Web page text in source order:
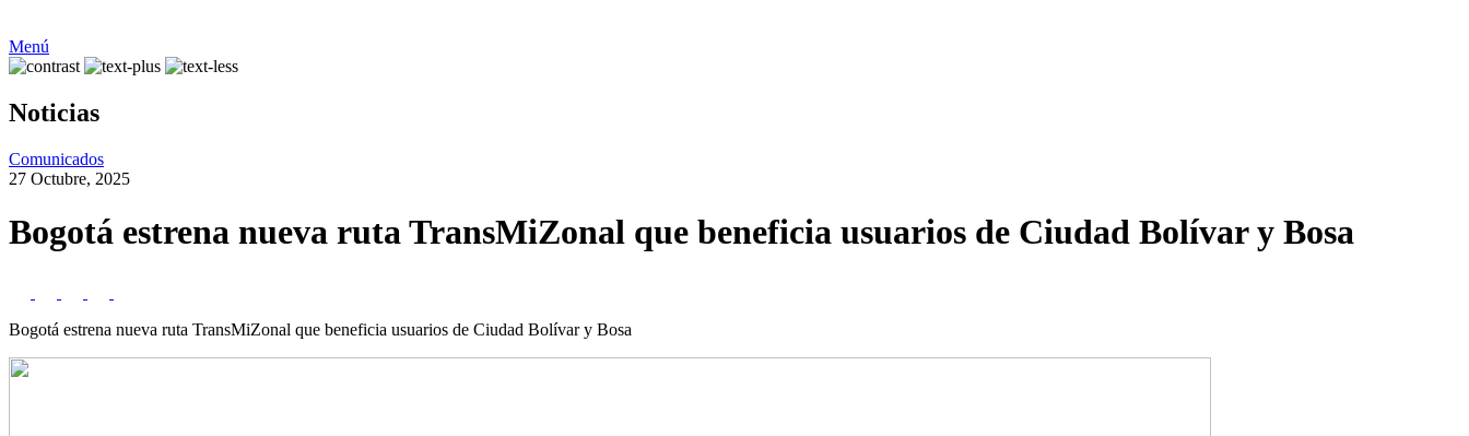
Menú
Noticias
Comunicados
27 Octubre, 2025
Bogotá estrena nueva ruta TransMiZonal que beneficia usuarios de Ciudad Bolívar y Bosa
Bogotá estrena nueva ruta TransMiZonal que beneficia usuarios de Ciudad Bolívar y Bosa